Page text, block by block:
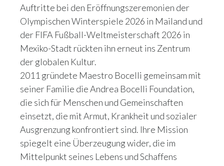
Auftritte bei den Eröffnungszeremonien der
Olympischen Winterspiele 2026 in Mailand und
der FIFA Fußball-Weltmeisterschaft 2026 in
Mexiko-Stadt rückten ihn erneut ins Zentrum
der globalen Kultur.
2011 gründete Maestro Bocelli gemeinsam mit
seiner Familie die Andrea Bocelli Foundation,
die sich für Menschen und Gemeinschaften
einsetzt, die mit Armut, Krankheit und sozialer
Ausgrenzung konfrontiert sind. Ihre Mission
spiegelt eine Überzeugung wider, die im
Mittelpunkt seines Lebens und Schaffens